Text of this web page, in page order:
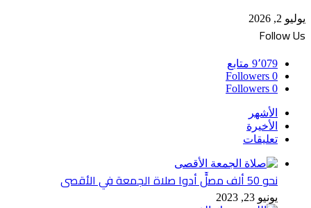
يوليو 2, 2026
Follow Us
9٬079 متابع
0
Followers
0
Followers
الأشهر
الأخيرة
تعليقات
نحو 50 ألف مصلٍّ أدوا صلاة الجمعة في الأقصى
يونيو 23, 2023